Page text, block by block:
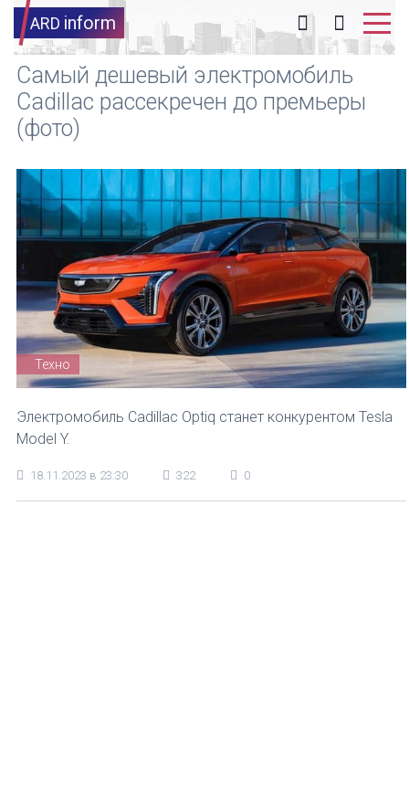
ARD inform
Самый дешевый электромобиль
Cadillac рассекречен до премьеры
(фото)
Техно
Электромобиль Cadillac Optiq станет конкурентом Tesla
Model Y.
18.11.2023 в 23:30 322 0